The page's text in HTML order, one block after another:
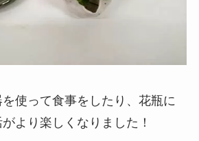
使って食事をしたり、花瓶に
より楽しくなりました！